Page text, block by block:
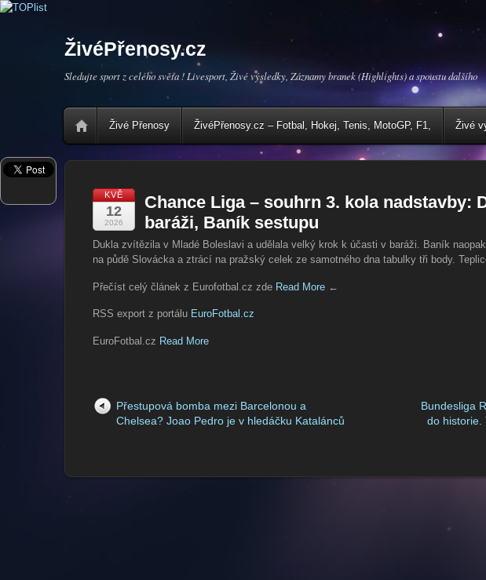
ŽivéPřenosy.cz
Sledujte sport z celého světa ! Livesport, Živé výsledky, Záznamy branek (Highlights) a spoustu dalšího
Živé Přenosy ŽivéPřenosy.cz – Fotbal, Hokej, Tenis, MotoGP, F1, Živé
KVĚ
12
2026
Chance Liga – souhrn 3. kola nadstavby:
baráži, Baník sestupu
Dukla zvítězila v Mladé Boleslavi a udělala velký krok k účasti v baráži. Baník
na půdě Slovácka a ztrácí na pražský celek ze samotného dna tabulky tři body.
Přečíst celý článek z Eurofotbal.cz zde Read More ←
RSS export z portálu EuroFotbal.cz
EuroFotbal.cz Read More
Přestupová bomba mezi Barcelonou a
Chelsea? Joao Pedro je v hledáčku Katalánců
Bundesliga
do historie.